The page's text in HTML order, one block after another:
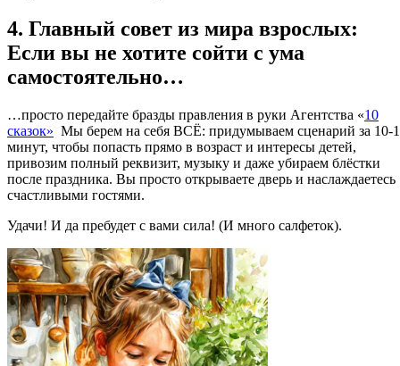
4. Главный совет из мира взрослых:
Если вы не хотите сойти с ума
самостоятельно…
…просто передайте бразды правления в руки Агентства «10
сказок» Мы берем на себя ВСЁ: придумываем сценарий за 10-
минут, чтобы попасть прямо в возраст и интересы детей,
привозим полный реквизит, музыку и даже убираем блёстки
после праздника. Вы просто открываете дверь и наслаждаетесь
счастливыми гостями.
Удачи! И да пребудет с вами сила! (И много салфеток).